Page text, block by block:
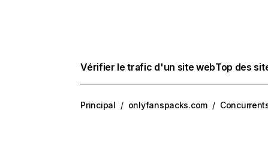
Vérifier le trafic d'un site webTop des
Principal / onlyfanspacks.com /